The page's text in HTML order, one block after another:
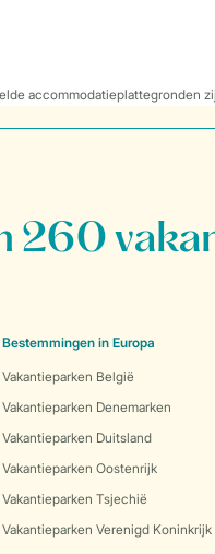
accommodatieplattegronden
260
Bestemmingen in Europa
Vakantieparken België
Vakantieparken Denemarken
Vakantieparken Duitsland
Vakantieparken Oostenrijk
Vakantieparken Tsjechië
Vakantieparken Verenigd Koninkrijk